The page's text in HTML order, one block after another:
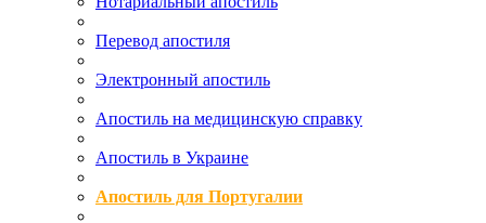
Перевод апостиля
Электронный апостиль
Апостиль на медицинскую справку
Апостиль в Украине
Апостиль для Португалии